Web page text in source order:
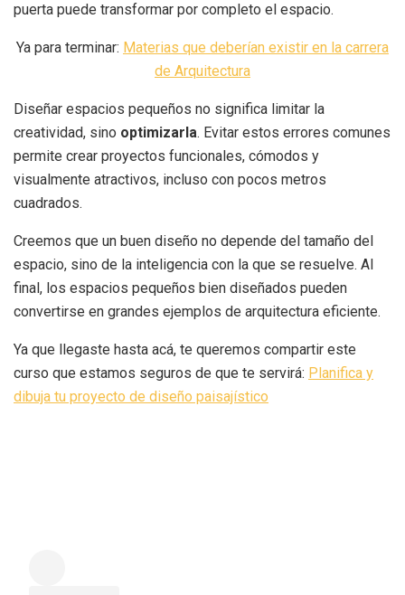
puerta puede transformar por completo el espacio.
Ya para terminar: Materias que deberían existir en la carrera
de Arquitectura
Diseñar espacios pequeños no significa limitar la
creatividad, sino optimizarla. Evitar estos errores comunes
permite crear proyectos funcionales, cómodos y
visualmente atractivos, incluso con pocos metros
cuadrados.
Creemos que un buen diseño no depende del tamaño del
espacio, sino de la inteligencia con la que se resuelve. Al
final, los espacios pequeños bien diseñados pueden
convertirse en grandes ejemplos de arquitectura eficiente.
Ya que llegaste hasta acá, te queremos compartir este
curso que estamos seguros de que te servirá: Planifica y
dibuja tu proyecto de diseño paisajístico